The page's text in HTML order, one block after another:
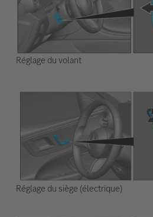
Réglage du volant
Réglage du siège (électrique)